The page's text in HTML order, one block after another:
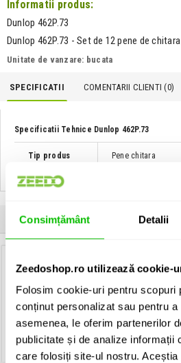
Consimțământ Detalii
Zeedoshop.ro utilizează cookie-
Folosim cookie-uri pentru scopuri
conținut personalizat sau pentru
asemenea, le oferim partenerilor
publicitate și de analize informații
care folosiți site-ul nostru.
Informatii produs:
Dunlop 462P.73
Dunlop 462P.73 - Set de 12 pene de
Unitate de vanzare: bucata
SPECIFICATII COMENTARII CLIENTI (0)
Specificatii Tehnice Dunlop 462P.73
Tip produs Pene chitara
Clientii care au cumparat acest produs
Corzi chitara electrica
Ernie Ball 2223 NICKEL WOUND
SUPER SLINKY 9-42
38 Lei
Disponibilitate: La Comanda